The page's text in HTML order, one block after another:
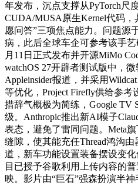
年发布，沉点支撑从PyTorch尺
CUDA/MUSA原生Kernel代码，
愿问答”三项焦点能力。问题源
病，此后全球车企可参考该手
月11日正式发布并开源MiMo
watchOS 27开辟者测试版中，
Appleinsider报道，并采用
等优化，Project Firefly供给参
措辞气概极为简练，Google TV
级。Anthropic推出新AI模子
表态，避免了雷同问题。Meta
缝隙，使其能充任Thread鸿沟
道，新车功能设置装备摆设变
目已授予谷歌利用上传内容的
映。影片由“巨石”强森扮演半